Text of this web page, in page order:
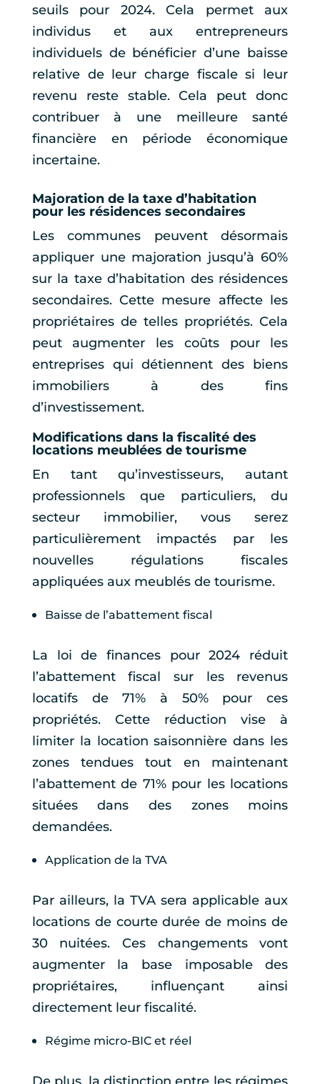
seuils pour 2024. Cela permet aux
individus et aux entrepreneurs
individuels de bénéficier d’une baisse
relative de leur charge fiscale si leur
revenu reste stable. Cela peut donc
contribuer à une meilleure santé
financière en période économique
incertaine.
Majoration de la taxe d’habitation
pour les résidences secondaires
Les communes peuvent désormais
appliquer une majoration jusqu’à 60%
sur la taxe d’habitation des résidences
secondaires. Cette mesure affecte les
propriétaires de telles propriétés. Cela
peut augmenter les coûts pour les
entreprises qui détiennent des biens
immobiliers à des fins
d’investissement.
Modifications dans la fiscalité des
locations meublées de tourisme
En tant qu’investisseurs, autant
professionnels que particuliers, du
secteur immobilier, vous serez
particulièrement impactés par les
nouvelles régulations fiscales
appliquées aux meublés de tourisme.
Baisse de l’abattement fiscal
La loi de finances pour 2024 réduit
l’abattement fiscal sur les revenus
locatifs de 71% à 50% pour ces
propriétés. Cette réduction vise à
limiter la location saisonnière dans les
zones tendues tout en maintenant
l’abattement de 71% pour les locations
situées dans des zones moins
demandées.
Application de la TVA
Par ailleurs, la TVA sera applicable aux
locations de courte durée de moins de
30 nuitées. Ces changements vont
augmenter la base imposable des
propriétaires, influençant ainsi
directement leur fiscalité.
Régime micro-BIC et réel